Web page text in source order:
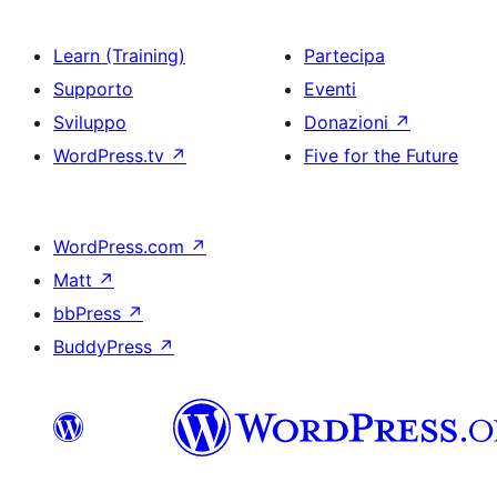
Learn (Training)
Supporto
Sviluppo
WordPress.tv ↗
Partecipa
Eventi
Donazioni ↗
Five for the Future
WordPress.com ↗
Matt ↗
bbPress ↗
BuddyPress ↗